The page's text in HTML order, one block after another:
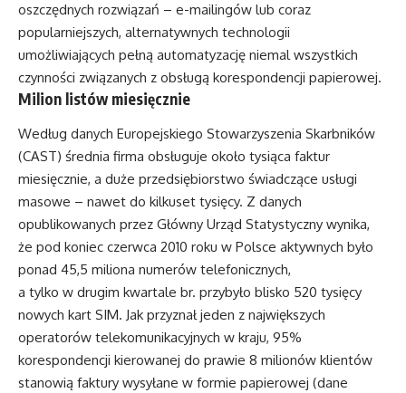
oszczędnych rozwiązań – e-mailingów lub coraz
popularniejszych, alternatywnych technologii
umożliwiających pełną automatyzację niemal wszystkich
czynności związanych z obsługą korespondencji papierowej.
Milion listów miesięcznie
Według danych Europejskiego Stowarzyszenia Skarbników
(CAST) średnia firma obsługuje około tysiąca faktur
miesięcznie, a duże przedsiębiorstwo świadczące usługi
masowe – nawet do kilkuset tysięcy. Z danych
opublikowanych przez Główny Urząd Statystyczny wynika,
że pod koniec czerwca 2010 roku w Polsce aktywnych było
ponad 45,5 miliona numerów telefonicznych,
a tylko w drugim kwartale br. przybyło blisko 520 tysięcy
nowych kart SIM. Jak przyznał jeden z największych
operatorów telekomunikacyjnych w kraju, 95%
korespondencji kierowanej do prawie 8 milionów klientów
stanowią faktury wysyłane w formie papierowej (dane